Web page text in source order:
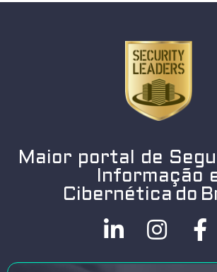
Maior portal de
Informação
Cibernética do